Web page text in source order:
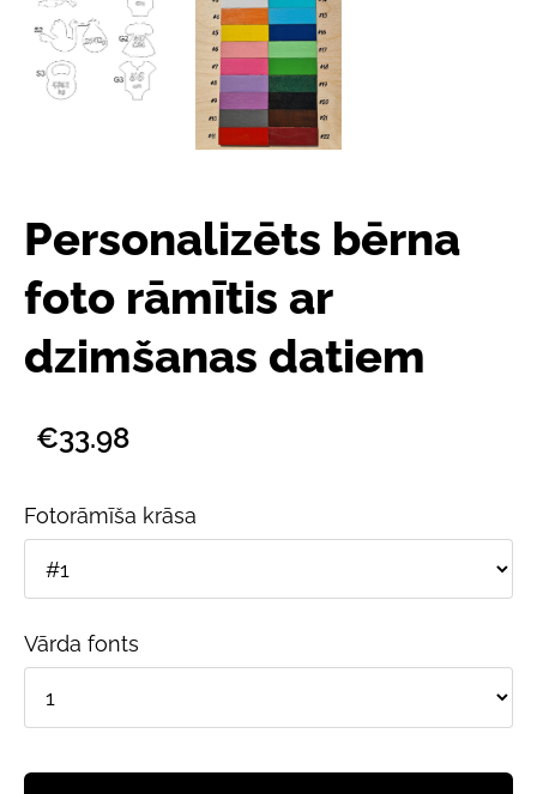
Personalizēts bērna
foto rāmītis ar
dzimšanas datiem
€33.98
Fotorāmīša krāsa
Vārda fonts